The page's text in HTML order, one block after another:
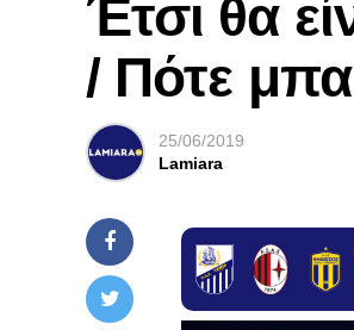
Έτσι θα
/ Πότε
25/06/2019
Lamiara